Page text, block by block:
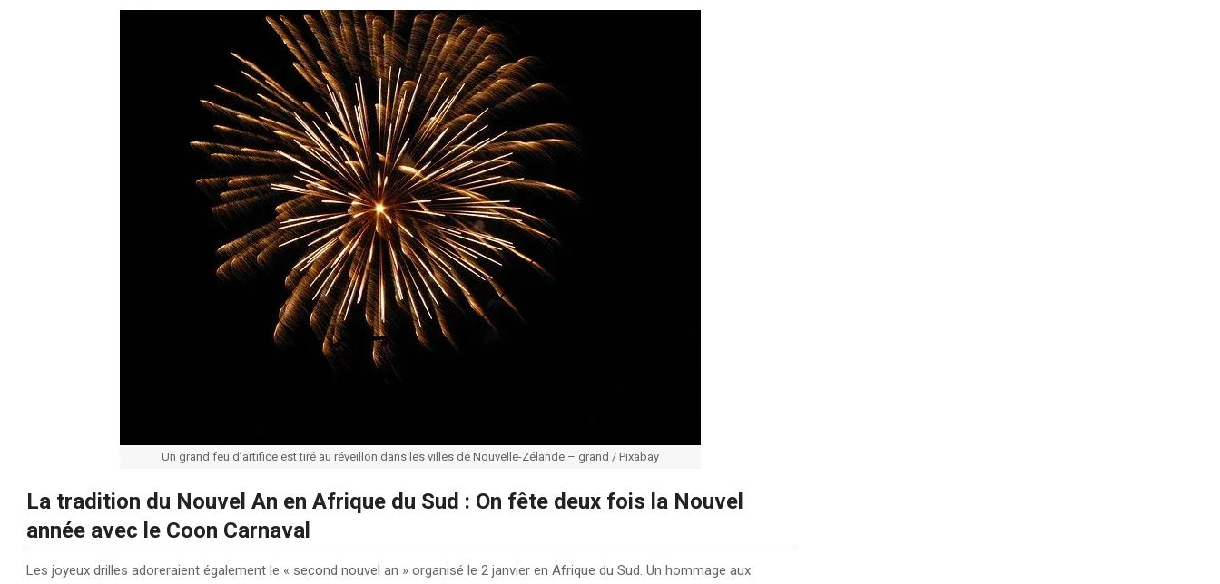
Un grand feu d’artifice est tiré au réveillon dans les villes de Nouvelle-Zélande – grand / Pixabay
La tradition du Nouvel An en Afrique du Sud : On fête deux fois la Nouvel
année avec le Coon Carnaval
Les joyeux drilles adoreraient également le « second nouvel an » organisé le 2 janvier en Afrique du Sud. Un hommage aux